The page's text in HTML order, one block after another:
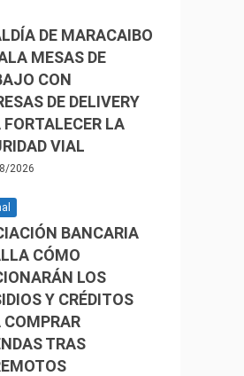
DE MARACAIBO
MESAS DE
CON
DE DELIVERY
FORTALECER LA
VIAL
2026
BANCARIA
CÓMO
LOS
Y CRÉDITOS
COMPRAR
TRAS